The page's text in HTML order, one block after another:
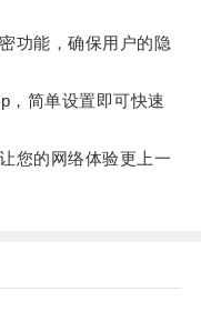
能，确保用户的隐
简单设置即可快速
的网络体验更上一